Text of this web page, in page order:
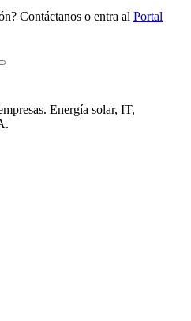
Contáctanos o entra al Portal
Energía solar, IT,